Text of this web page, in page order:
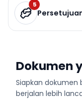
5
Dokumen
Siapkan dokumen
berjalan lebih